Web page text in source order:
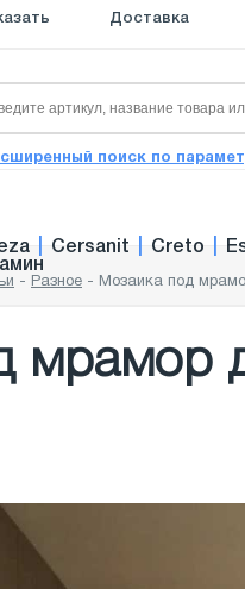
Доставка
поиск по
Cersanit Creto
- Разное - Мозаика под
мрамор